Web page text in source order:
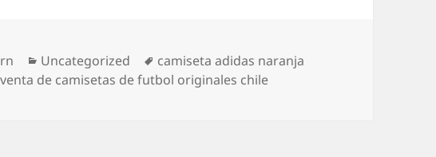
Categorías
Uncategorized Etiquetas
camiseta adidas naranja
venta de camisetas de futbol originales chile